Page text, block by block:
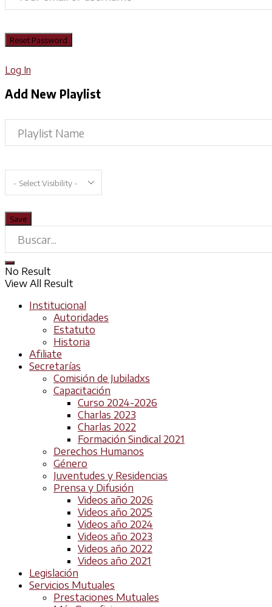
Log In
Add New Playlist
No Result
View All Result
Institucional
Autoridades
Estatuto
Historia
Afiliate
Secretarías
Comisión de Jubiladxs
Capacitación
Curso 2024-2026
Charlas 2023
Charlas 2022
Formación Sindical 2021
Derechos Humanos
Género
Juventudes y Residencias
Prensa y Difusión
Videos año 2026
Videos año 2025
Videos año 2024
Videos año 2023
Videos año 2022
Videos año 2021
Legislación
Servicios Mutuales
Prestaciones Mutuales